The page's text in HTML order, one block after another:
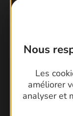
Nous
Les
améliorer
analyser et